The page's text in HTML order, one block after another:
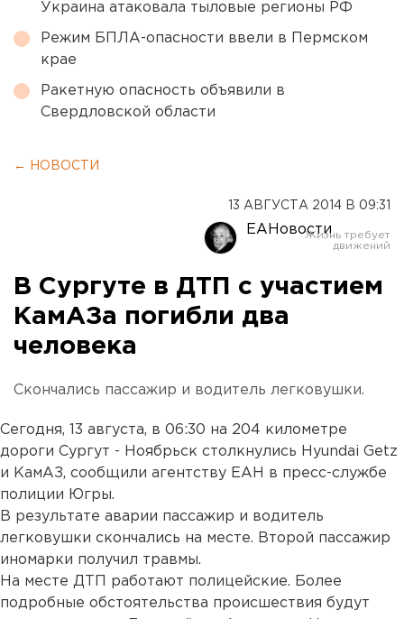
Украина атаковала тыловые регионы РФ
Режим БПЛА-опасности ввели в Пермском
крае
Ракетную опасность объявили в
Свердловской области
← НОВОСТИ
13 АВГУСТА 2014 В 09:31
ЕАНовости
В Сургуте в ДТП с участием
КамАЗа погибли два
человека
Скончались пассажир и водитель легковушки.
Сегодня, 13 августа, в 06:30 на 204 километре
дороги Сургут - Ноябрьск столкнулись Hyundai Getz
и КамАЗ, сообщили агентству ЕАН в пресс-службе
полиции Югры.
В результате аварии пассажир и водитель
легковушки скончались на месте. Второй пассажир
иномарки получил травмы.
На месте ДТП работают полицейские. Более
подробные обстоятельства происшествия будут